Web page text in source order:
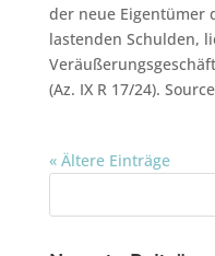
der neue Eigentümer
lastenden Schulden,
(Az. IX R 17/24).
« Ältere Einträge